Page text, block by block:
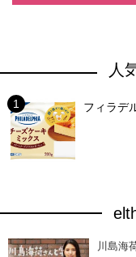
人
フィラデ
川島海